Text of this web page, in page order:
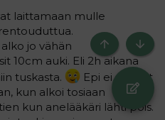
laittamaan mulle
jo vähän
10cm auki. Eli 2h aikana
tuskasta.
Epi ei ehtinyt
kun alkoi tosiaan
kun anelääkäri lähti pois.
Ylös